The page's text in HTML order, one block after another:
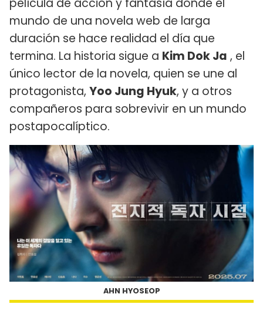
mundo de una novela web de larga
duración se hace realidad el día que
termina. La historia sigue a Kim Dok Ja , el
único lector de la novela, quien se une al
protagonista, Yoo Jung Hyuk, y a otros
compañeros para sobrevivir en un mundo
postapocalíptico.
AHN HYOSEOP